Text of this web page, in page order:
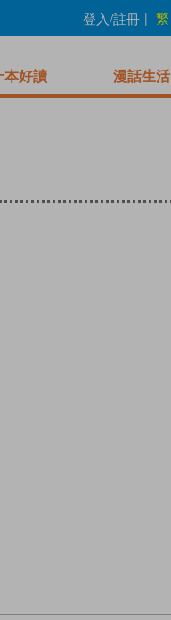
登入/註冊 | 繁
本好讀 漫話生活